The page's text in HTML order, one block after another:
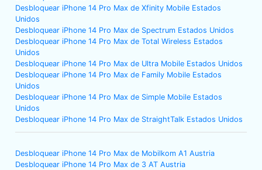
Desbloquear iPhone 14 Pro Max de Xfinity Mobile Estados
Unidos
Desbloquear iPhone 14 Pro Max de Spectrum Estados Unidos
Desbloquear iPhone 14 Pro Max de Total Wireless Estados
Unidos
Desbloquear iPhone 14 Pro Max de Ultra Mobile Estados Unidos
Desbloquear iPhone 14 Pro Max de Family Mobile Estados
Unidos
Desbloquear iPhone 14 Pro Max de Simple Mobile Estados
Unidos
Desbloquear iPhone 14 Pro Max de StraightTalk Estados Unidos
Desbloquear iPhone 14 Pro Max de Mobilkom A1 Austria
Desbloquear iPhone 14 Pro Max de 3 AT Austria